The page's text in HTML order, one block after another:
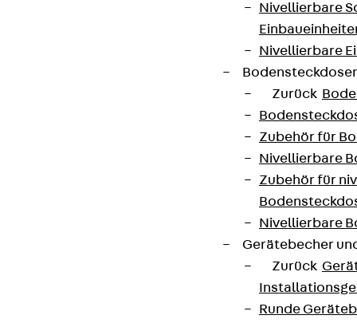
Nivellierbare
Nivellierbare
Zurück
Zubehör für
Nivellierbare
Zubehör für
Nivellierbare
Gerätebecher
Zurück
Runde